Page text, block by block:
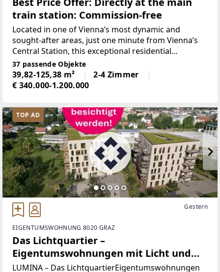
train station: Commission-free
Located in one of Vienna’s most dynamic and
sought-after areas, just one minute from Vienna’s
Central Station, this exceptional residential
development has recently been completed,
seamlessly combining modern living comfort,
premium architecture, and
37 passende Objekte
39,82-125,38 m²
2-4 Zimmer
€ 340.000-1.200.000
TOP AD
Gestern
EIGENTUMSWOHNUNG 8020 GRAZ
Das Lichtquartier –
Eigentumswohnungen mit Licht und
Freiraum
LUMINA – Das LichtquartierEigentumswohnungen